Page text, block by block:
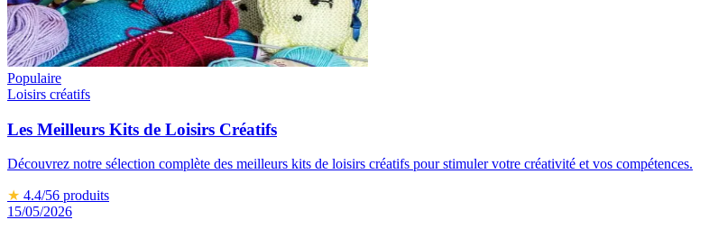
Populaire
Loisirs créatifs
Les Meilleurs Kits de Loisirs Créatifs
Découvrez notre sélection complète des meilleurs kits de loisirs créatifs pour stimuler votre créativité et vos compétences.
★ 4.4/56 produits
15/05/2026